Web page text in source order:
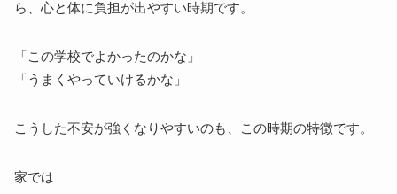
ら、心と体に負担が出やすい時期です。
「この学校でよかったのかな」
「うまくやっていけるかな」
こうした不安が強くなりやすいのも、この時期の特徴です。
家では